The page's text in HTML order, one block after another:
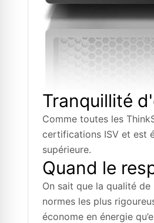
Tranquillité
Comme toutes les
certifications ISV et est
supérieure.
Quand le
On sait que la qualité
normes les plus
économe en énergie